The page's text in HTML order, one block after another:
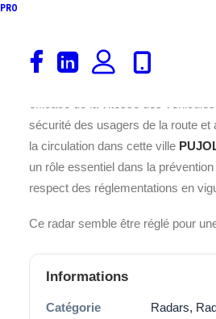
PRO
département 47 en
sécurité des usagers de la route et
la circulation dans cette ville
un rôle essentiel dans la
respect des réglementations en
Ce radar semble être réglé pour
Informations
Catégorie Radars,